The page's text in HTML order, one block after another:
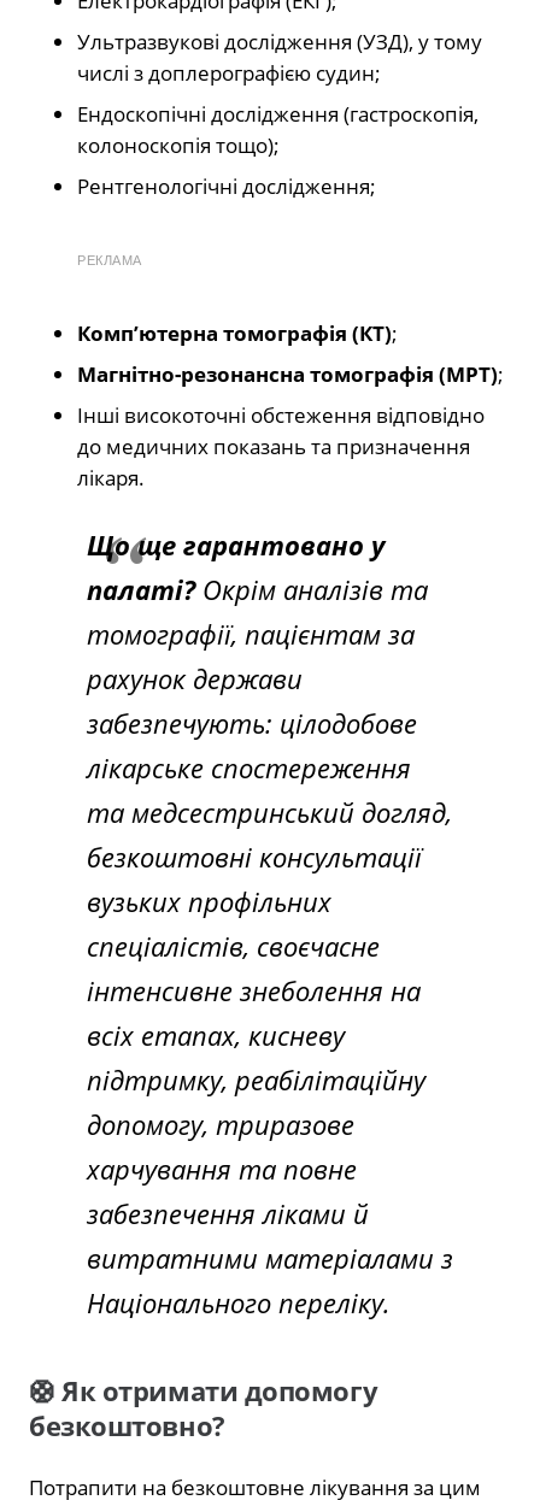
Ультразвукові дослідження (УЗД), у тому
числі з доплерографією судин;
Ендоскопічні дослідження (гастроскопія,
колоноскопія тощо);
Рентгенологічні дослідження;
РЕКЛАМА
Комп’ютерна томографія (КТ);
Магнітно-резонансна томографія (МРТ);
Інші високоточні обстеження відповідно
до медичних показань та призначення
лікаря.
Що ще гарантовано у
палаті?Окрім аналізів та
томографії, пацієнтам за
рахунок держави
забезпечують: цілодобове
лікарське спостереження
та медсестринський догляд,
безкоштовні консультації
вузьких профільних
спеціалістів, своєчасне
інтенсивне знеболення на
всіх етапах, кисневу
підтримку, реабілітаційну
допомогу, триразове
харчування та повне
забезпечення ліками й
витратними матеріалами з
Національного переліку.
🛟 Як отримати допомогу
безкоштовно?
Потрапити на безкоштовне лікування за цим